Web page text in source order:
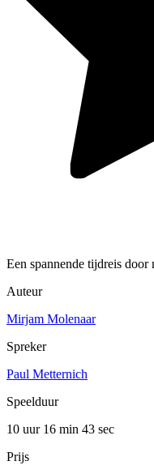
Een spannende tijdreis
Auteur
Mirjam Molenaar
Spreker
Paul Metternich
Speelduur
10 uur 16 min 43 sec
Prijs